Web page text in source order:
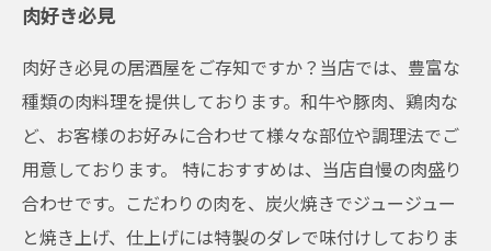
肉好き必見
肉好き必見の居酒屋をご存知ですか？当店では、豊富な
種類の肉料理を提供しております。和牛や豚肉、鶏肉な
ど、お客様のお好みに合わせて様々な部位や調理法でご
用意しております。 特におすすめは、当店自慢の肉盛り
合わせです。こだわりの肉を、炭火焼きでジュージュー
と焼き上げ、仕上げには特製のダレで味付けしておりま